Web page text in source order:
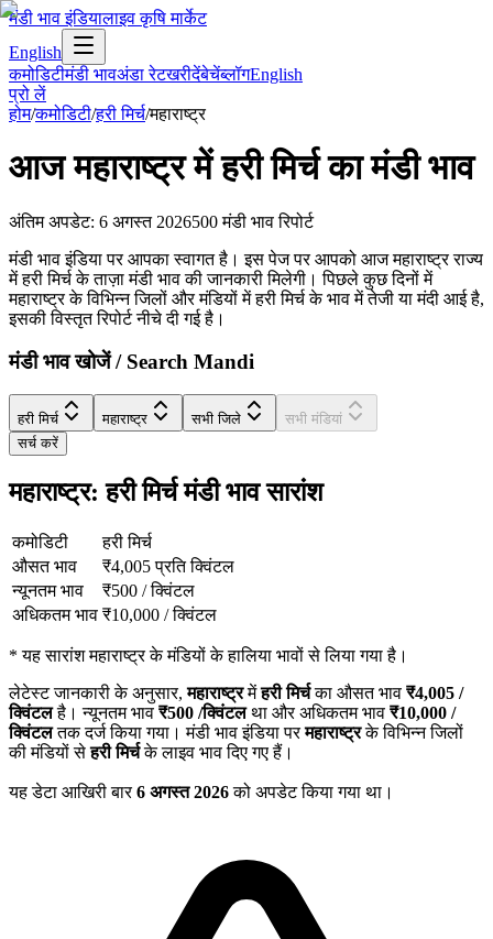
मंडी भाव इंडियालाइव कृषि मार्केट
English
कमोडिटीमंडी भावअंडा रेटखरीदेंबेचेंब्लॉगEnglish
प्रो लें
होम/कमोडिटी/हरी मिर्च/महाराष्ट्र
आजमहाराष्ट्रमेंहरी मिर्चका मंडी भाव
अंतिम अपडेट: 6 अगस्त 2026500 मंडी भाव रिपोर्ट
मंडी भाव इंडिया पर आपका स्वागत है। इस पेज पर आपको आज महाराष्ट्र राज्य
में हरी मिर्च के ताज़ा मंडी भाव की जानकारी मिलेगी। पिछले कुछ दिनों में
महाराष्ट्र के विभिन्न जिलों और मंडियों में हरी मिर्च के भाव में तेजी या मंदी आई है,
इसकी विस्तृत रिपोर्ट नीचे दी गई है।
मंडी भाव खोजें / Search Mandi
हरी मिर्च महाराष्ट्र सभी जिले
सभी मंडियां
सर्च करें
महाराष्ट्र: हरी मिर्च मंडी भाव सारांश
कमोडिटी
हरी मिर्च
औसत भाव
₹4,005 प्रति क्विंटल
न्यूनतम भाव
₹500 /क्विंटल
अधिकतम भाव ₹10,000 /क्विंटल
*यह सारांश महाराष्ट्र के मंडियों के हालिया भावों से लिया गया है।
लेटेस्ट जानकारी के अनुसार,महाराष्ट्रमेंहरी मिर्चका औसत भाव ₹4,005 /
क्विंटलहै। न्यूनतम भाव ₹500 /क्विंटलथा और अधिकतम भाव ₹10,000 /
क्विंटलतक दर्ज किया गया। मंडी भाव इंडिया परमहाराष्ट्रके विभिन्न जिलों
की मंडियों सेहरी मिर्चके लाइव भाव दिए गए हैं।
यह डेटा आखिरी बार6 अगस्त 2026को अपडेट किया गया था।